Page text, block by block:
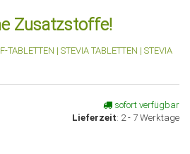
Zusatzstoffe!
TABLETTEN | STEVIA TABLETTEN | STEVIA
sofort verfügbar
Lieferzeit: 2 - 7 Werktage